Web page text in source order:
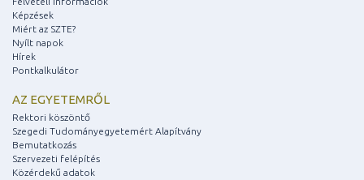
Képzések
Miért az SZTE?
Nyílt napok
Hírek
Pontkalkulátor
AZ EGYETEMRŐL
Rektori köszöntő
Szegedi Tudományegyetemért Alapítvány
Bemutatkozás
Szervezeti felépítés
Közérdekű adatok